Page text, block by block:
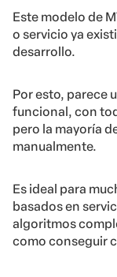
Este modelo de
o servicio ya
desarrollo.
Por esto, parece
funcional, con
pero la mayoría
manualmente.
Es ideal para
basados en
algoritmos
como conseguir